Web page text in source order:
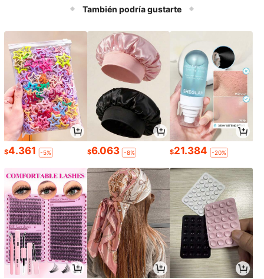
o para el Día del Padre, Día del Trab
ajo y Día del Maestro, mango coloriTambién podría gustarte
$4.361 -5% $6.063 -8% $21.384 -20%